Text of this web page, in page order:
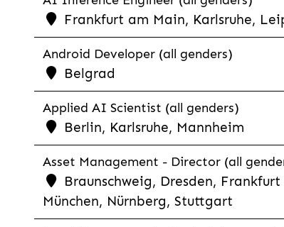
Frankfurt am Main, Karlsruhe,
Android Developer (all genders)
Belgrad
Applied AI Scientist (all genders)
Berlin, Karlsruhe, Mannheim
Asset Management - Director (all
Braunschweig, Dresden,
München, Nürnberg, Stuttgart